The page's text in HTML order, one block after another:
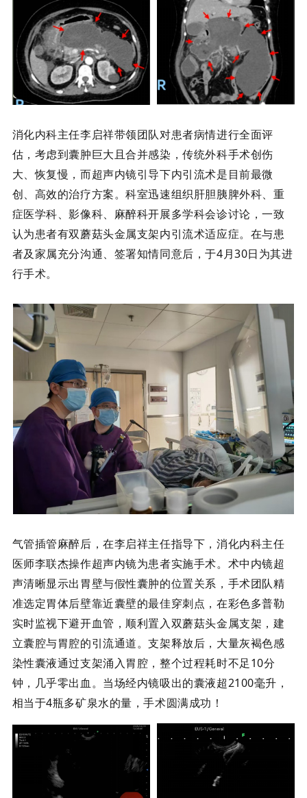
消化内科主任李启祥带领团队对患者病情进行全面评
估，考虑到囊肿巨大且合并感染，传统外科手术创伤
大、恢复慢，而超声内镜引导下内引流术是目前最微
创、高效的治疗方案。科室迅速组织肝胆胰脾外科、重
症医学科、影像科、麻醉科开展多学科会诊讨论，一致
认为患者有双蘑菇头金属支架内引流术适应症。在与患
者及家属充分沟通、签署知情同意后，于4月30日为其进
行手术。
气管插管麻醉后，在李启祥主任指导下，消化内科主任
医师李联杰操作超声内镜为患者实施手术。术中内镜超
声清晰显示出胃壁与假性囊肿的位置关系，手术团队精
准选定胃体后壁靠近囊壁的最佳穿刺点，在彩色多普勒
实时监视下避开血管，顺利置入双蘑菇头金属支架，建
立囊腔与胃腔的引流通道。支架释放后，大量灰褐色感
染性囊液通过支架涌入胃腔，整个过程耗时不足10分
钟，几乎零出血。当场经内镜吸出的囊液超2100毫升，
相当于4瓶多矿泉水的量，手术圆满成功！